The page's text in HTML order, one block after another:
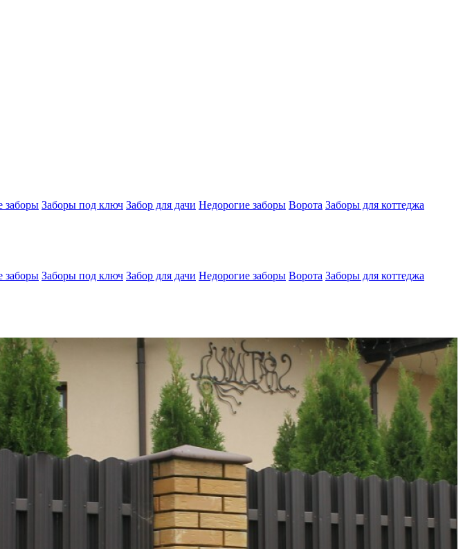
заборы Заборы под ключ Забор для дачи Недорогие заборы Ворота Заборы для коттеджа
заборы Заборы под ключ Забор для дачи Недорогие заборы Ворота Заборы для коттеджа